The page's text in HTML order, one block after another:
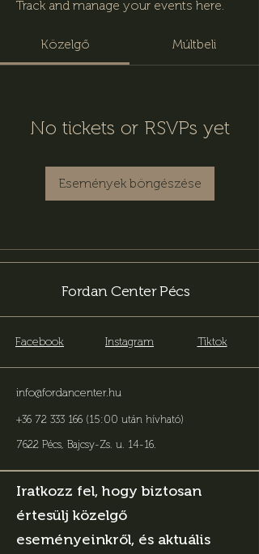
Track and manage your events here.
Közelgő Múltbeli
No tickets or RSVPs yet
Események böngészése
Fordan Center Pécs
Facebook Instagram Tiktok
info@fordancenter.hu
+36 72 333 166 (15:00 után hívható)
7622 Pécs, Bajcsy-Zs. u. 14-16.
Iratkozz fel, hogy biztosan
értesülj közelgő
eseményeinkről, és aktuális